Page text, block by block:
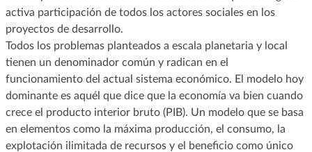
activa participación de todos los actores sociales en los
proyectos de desarrollo.
Todos los problemas planteados a escala planetaria y local
tienen un denominador común y radican en el
funcionamiento del actual sistema económico. El modelo hoy
dominante es aquél que dice que la economía va bien cuando
crece el producto interior bruto (PIB). Un modelo que se basa
en elementos como la máxima producción, el consumo, la
explotación ilimitada de recursos y el beneficio como único